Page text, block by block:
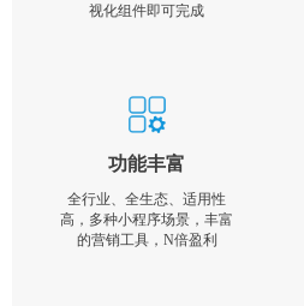
视化组件即可完成
功能丰富
全行业、全生态、适用性
高，多种小程序场景，丰富
的营销工具，N倍盈利